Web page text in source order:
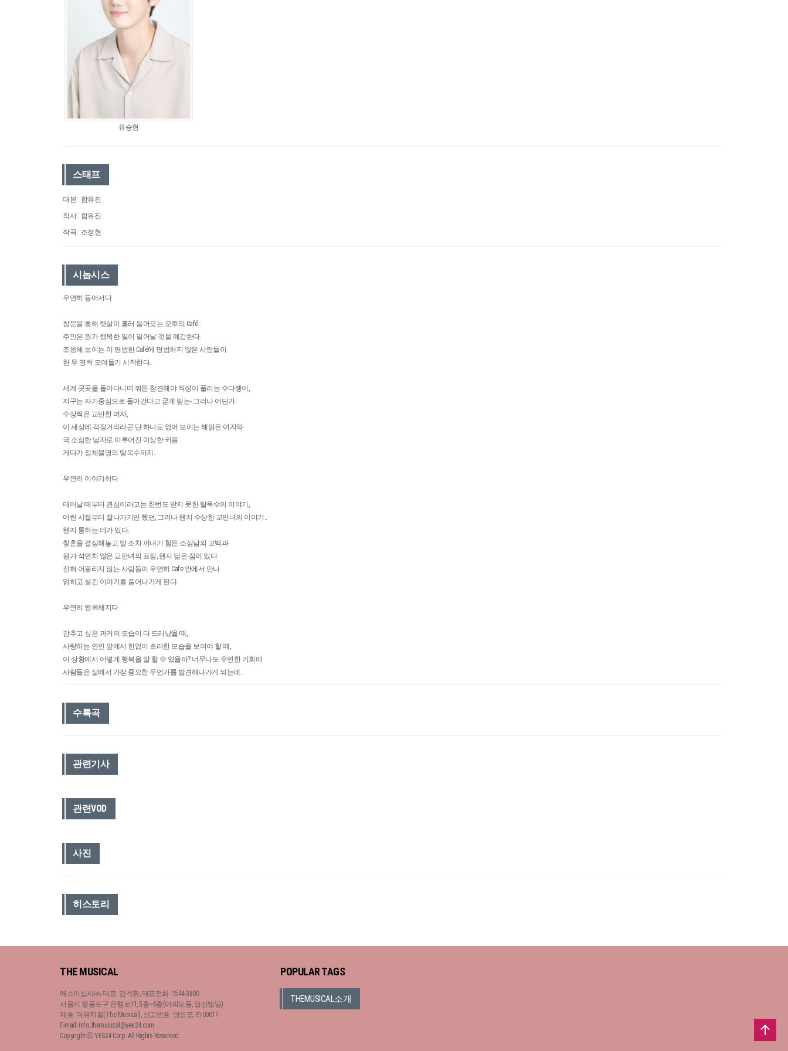
유승현
스태프
대본 : 함유진
작사 : 함유진
작곡 : 조정현
시놉시스
우연히 들어서다
창문을 통해 햇살이 흘러 들어오는 오후의 Café.
주인은 뭔가 행복한 일이 일어날 것을 예감한다.
조용해 보이는 이 평범한 Café에 평범하지 않은 사람들이
한 두 명씩 모여들기 시작한다.
세계 곳곳을 돌아다니며 뭐든 참견해야 직성이 풀리는 수다쟁이,
지구는 자기중심으로 돌아간다고 굳게 믿는- 그러나 어딘가
수상쩍은 교만한 여자,
이 세상에 걱정거리라곤 단 하나도 없어 보이는 해맑은 여자와
극 소심한 남자로 이루어진 이상한 커플..
게다가 정체불명의 탈옥수까지..
우연히 이야기하다
태어날 때부터 관심이라고는 한번도 받지 못한 탈옥수의 이야기,
어린 시절부터 잘나가기만 했던, 그러나 왠지 수상한 교만녀의 이야기..
왠지 통하는 데가 있다.
청혼을 결심해놓고 말 조차 꺼내기 힘든 소심남의 고백과
뭔가 석연치 않은 교만녀의 표정, 왠지 닮은 점이 있다.
전혀 어울리지 않는 사람들이 우연히 Cafe 안에서 만나
얽히고 설킨 이야기를 풀어나가게 된다.
우연히 행복해지다
감추고 싶은 과거의 모습이 다 드러났을 때,
사랑하는 연인 앞에서 한없이 초라한 모습을 보여야 할 때,
이 상황에서 어떻게 행복을 말 할 수 있을까? 너무나도 우연한 기회에
사람들은 삶에서 가장 중요한 무언가를 발견해나가게 되는데..
수록곡
관련기사
관련VOD
사진
히스토리
THE MUSICAL
예스이십사㈜, 대표: 김석환, 대표전화: 1544-3800
서울시 영등포구 은행로11, 5층~6층(여의도동, 일신빌딩)
제호: 더뮤지컬(The Musical), 신고번호: 영등포, 라00617
E-mail: info_themusical@yes24.com
Copyright ⓒ YES24 Corp. All Rights Reserved.
POPULAR TAGS
THEMUSICAL소개